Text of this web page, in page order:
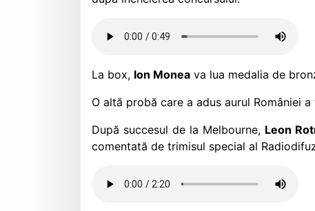
La box, Ion Monea va lua medalia de
O altă probă care a adus aurul României
După succesul de la Melbourne, Leon
comentată de trimisul special al